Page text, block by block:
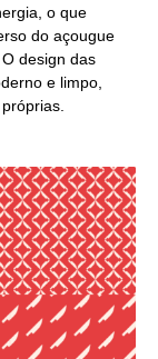
o que
do açougue
O design das
e limpo,